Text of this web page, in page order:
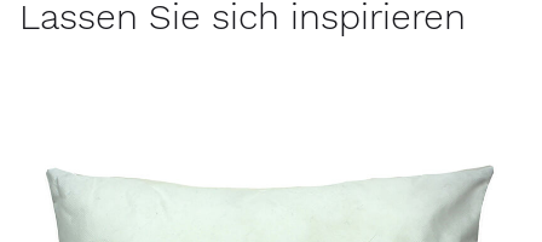
Lassen Sie sich inspirieren